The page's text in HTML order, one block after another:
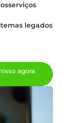
legados
agora